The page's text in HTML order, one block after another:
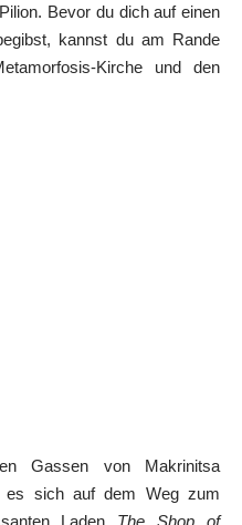
Bevor du dich auf einen
kannst du am Rande
Kirche und den
Gassen von Makrinitsa
es sich auf dem Weg zum
Laden The Shop of